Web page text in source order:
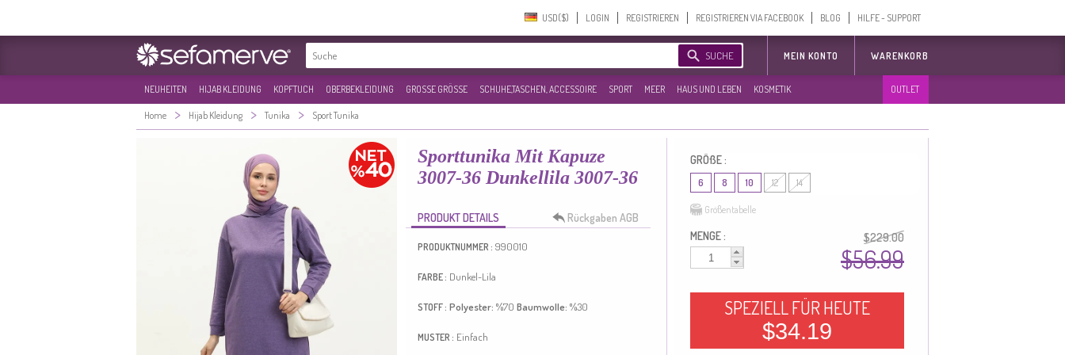
USD($)‎ LOGIN REGISTRIEREN REGISTRIEREN VIA FACEBOOK BLOG HILFE - SUPPORT
SUCHE MEIN KONTO WARENKORB
NEUHEITEN HIJAB KLEIDUNG KOPFTUCH OBERBEKLEIDUNG GROSSE GRÖSSE SCHUHE,TASCHEN, ACCESSOIRE SPORT MEER HAUS UND LEBEN KOSMETIK OUTLET
Home > Hijab Kleidung > Tunika > Sport Tunika
Sporttunika Mit Kapuze
3007-36 Dunkellila 3007-36
PRODUKT DETAILS Rückgaben AGB
PRODUKTNUMMER : 990010
FARBE : Dunkel-Lila
STOFF : Polyester: %70 Baumwolle: %30
MUSTER : Einfach
GRÖßE :
6 8 10 12 14
Größentabelle
MENGE : $229.00
$56.99
SPEZIELL FÜR HEUTE
$34.19